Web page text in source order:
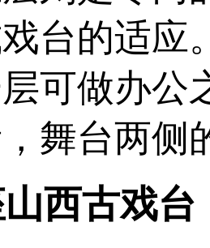
台的适应
可做办公
舞台两侧
西古戏